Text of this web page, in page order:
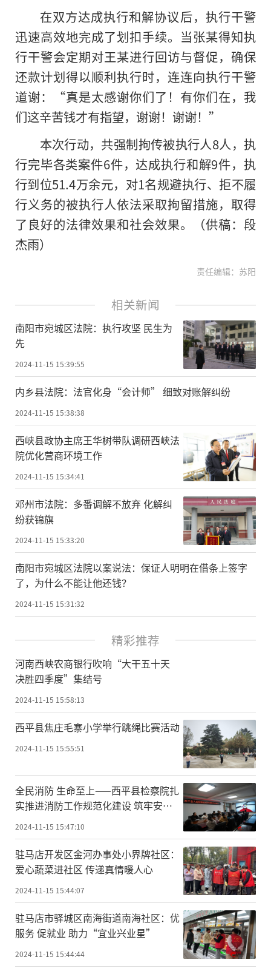
在双方达成执行和解协议后，执行干警
迅速高效地完成了划扣手续。当张某得知执
行干警会定期对王某进行回访与督促，确保
还款计划得以顺利执行时，连连向执行干警
道谢：“真是太感谢你们了！有你们在，我
们这辛苦钱才有指望，谢谢！谢谢！”
本次行动，共强制拘传被执行人8人，执
行完毕各类案件6件，达成执行和解9件，执
行到位51.4万余元，对1名规避执行、拒不履
行义务的被执行人依法采取拘留措施，取得
了良好的法律效果和社会效果。（供稿：段
杰雨）
责任编辑：苏阳
相关新闻
南阳市宛城区法院：执行攻坚 民生为
先
2024-11-15 15:39:55
内乡县法院：法官化身“会计师” 细致对账解纠纷
2024-11-15 15:38:38
西峡县政协主席王华树带队调研西峡法
院优化营商环境工作
2024-11-15 15:34:41
邓州市法院：多番调解不放弃 化解纠
纷获锦旗
2024-11-15 15:33:20
南阳市宛城区法院以案说法：保证人明明在借条上签字
了，为什么不能让他还钱？
2024-11-15 15:31:32
精彩推荐
河南西峡农商银行吹响“大干五十天
决胜四季度”集结号
2024-11-15 15:58:13
​西平县焦庄毛寨小学举行跳绳比赛活动
2024-11-15 15:55:51
​全民消防 生命至上——西平县检察院扎
实推进消防工作规范化建设 筑牢安全
防火墙
2024-11-15 15:47:10
驻马店开发区金河办事处小界牌社区：
爱心蔬菜进社区 传递真情暖人心
2024-11-15 15:44:07
驻马店市驿城区南海街道南海社区：优
服务 促就业 助力“宜业兴业星”
2024-11-15 15:44:44